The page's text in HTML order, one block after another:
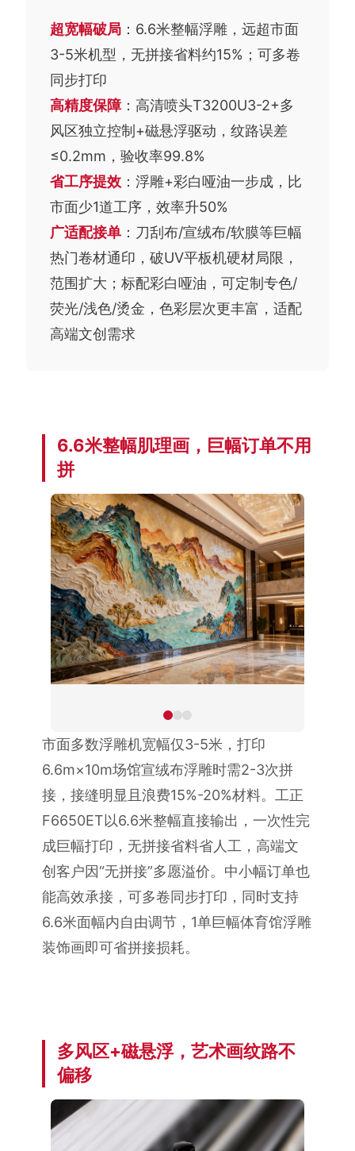
超宽幅破局 ：6.6米整幅浮雕，远超市面
3-5米机型，无拼接省料约15%；可多卷
同步打印
高精度保障：高清喷头T3200U3-2+多
风区独立控制+磁悬浮驱动，纹路误差
≤0.2mm，验收率99.8%
省工序提效 ：浮雕+彩白哑油一步成，比
市面少1道工序，效率升50%
广适配接单 ：刀刮布/宣绒布/软膜等巨幅
热门卷材通印，破UV平板机硬材局限，
范围扩大；标配彩白哑油，可定制专色/
荧光/浅色/烫金，色彩层次更丰富，适配
高端文创需求
6.6米整幅肌理画，巨幅订单不用
拼
市面多数浮雕机宽幅仅3-5米，打印
6.6m×10m场馆宣绒布浮雕时需2-3次拼
接，接缝明显且浪费15%-20%材料。工正
F6650ET以6.6米整幅直接输出，一次性完
成巨幅打印，无拼接省料省人工，高端文
创客户因“无拼接”多愿溢价。中小幅订单也
能高效承接，可多卷同步打印，同时支持
6.6米面幅内自由调节，1单巨幅体育馆浮雕
装饰画即可省拼接损耗。
多风区+磁悬浮，艺术画纹路不
偏移